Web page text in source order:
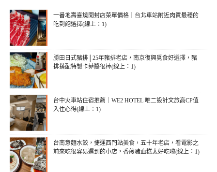
一番地壽喜燒開封店菜單價格｜台北車站附近肉質最穩的
吃到飽選擇(線上：1)
勝田日式豬排│25年豬排老店，南京復興覓食好選擇，豬
排搭配特製卡菲醬很棒(線上：1)
台中火車站住宿推薦｜WE2 HOTEL 唯二設計文旅高CP值
入住心得(線上：1)
台南意麵水餃，捷運西門站美食，五十年老店，看電影之
前來吃很容易遲到的小店，香煎豬血糕太好吃啦(線上：1)